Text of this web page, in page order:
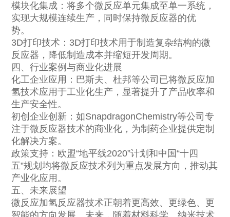
模块化集成：将多个微反应单元集成至单一系统，
实现大规模连续生产，同时保持微反应器的优
势。
3D打印技术：3D打印技术用于制造复杂结构的微
反应器，降低制造成本并缩短开发周期。
四、行业案例与商业化进展
化工企业应用：巴斯夫、杜邦等公司已将微反应加
氢技术应用于工业化生产，显著提升了产品收率和
生产安全性。
初创企业创新：如SnapdragonChemistry等公司专
注于微反应器技术的商业化，为制药企业提供定制
化解决方案。
政策支持：欧盟“地平线2020”计划和中国“十四
五”规划均将微反应技术列为重点发展方向，推动其
产业化应用。
五、未来展望
微反应加氢反应器技术正朝着更高效、更绿色、更
智能的方向发展。未来，随着材料科学、纳米技术